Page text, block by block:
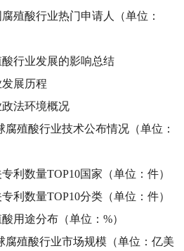
殖酸行业热门申请人（单位：
行业发展的影响总结
展历程
法环境概况
腐殖酸行业技术公布情况（单位：
利数量TOP10国家（单位：件）
利数量TOP10分类（单位：件）
用途分布（单位：%）
腐殖酸行业市场规模（单位：亿美